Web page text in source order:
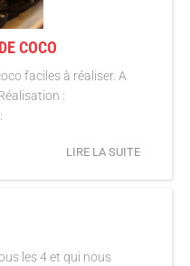
COCO
faciles à réaliser. A
:
LIRE LA SUITE
les 4 et qui nous